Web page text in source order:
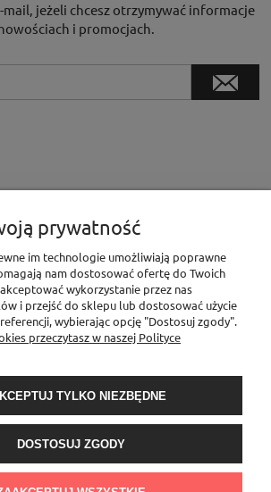
mail, jeżeli chcesz otrzymywać informacje
i promocjach.
MOJE KONTO
O NAS
Niepodległości 76/78, 02-626 Warszawa, woj.
prywatność
im technologie umożliwiają poprawne
nam dostosować ofertę do Twoich
wykorzystanie przez nas
i przejść do sklepu lub dostosować użycie
wybierając opcję "Dostosuj zgody".
przeczytasz w naszej Polityce
TYLKO NIEZBĘDNE
DOSTOSUJ ZGODY